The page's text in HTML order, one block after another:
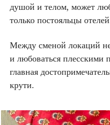
душой и телом, может
только постояльцы
Между сменой локаций
и любоваться плесскими
главная
крути.